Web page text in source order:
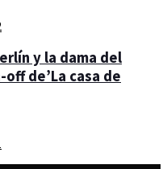
y la dama del
de’La casa de